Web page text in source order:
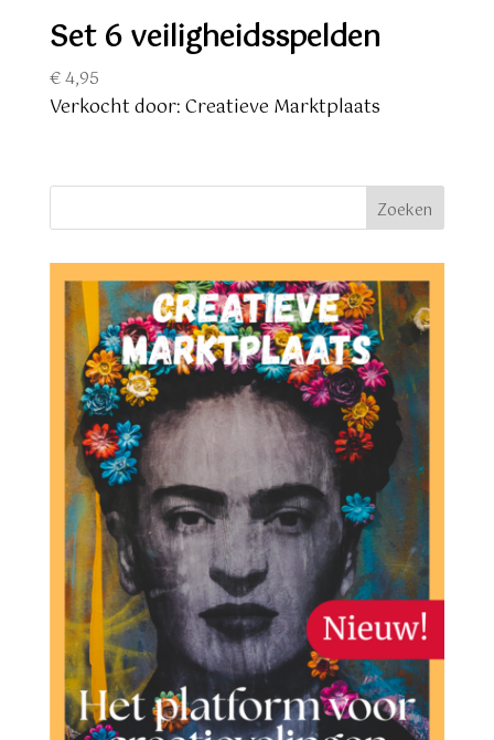
Set 6 veiligheidsspelden
€4,95
Verkocht door: Creatieve Marktplaats
Zoeken